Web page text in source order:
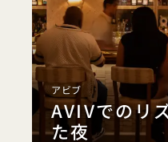
アビブ
AVIVでのリ
た夜